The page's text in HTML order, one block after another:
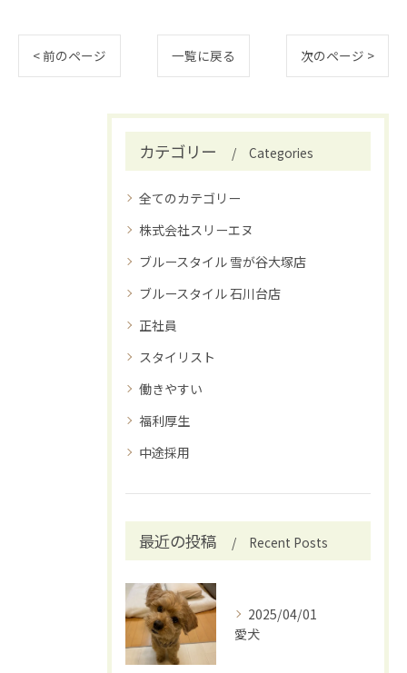
< 前のページ 一覧に戻る 次のページ >
カテゴリー Categories
全てのカテゴリー
株式会社スリーエヌ
ブルースタイル 雪が谷大塚店
ブルースタイル 石川台店
正社員
スタイリスト
働きやすい
福利厚生
中途採用
最近の投稿 Recent Posts
2025/04/01
愛犬